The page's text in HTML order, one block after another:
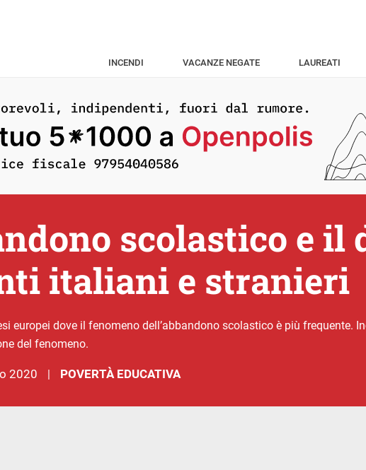
INCENDI VACANZE NEGATE LAUREATI
scolastico e
italiani e stranieri
europei dove il fenomeno dell’abbandono scolastico è più frequente.
del fenomeno.
2020 | POVERTÀ EDUCATIVA